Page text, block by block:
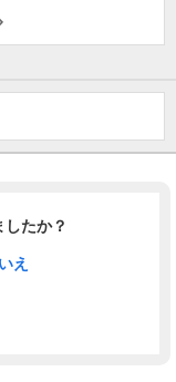
たか？
え